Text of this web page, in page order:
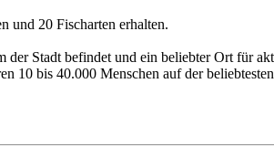
und 20 Fischarten erhalten.
der Stadt befindet und ein beliebter Ort für
10 bis 40.000 Menschen auf der